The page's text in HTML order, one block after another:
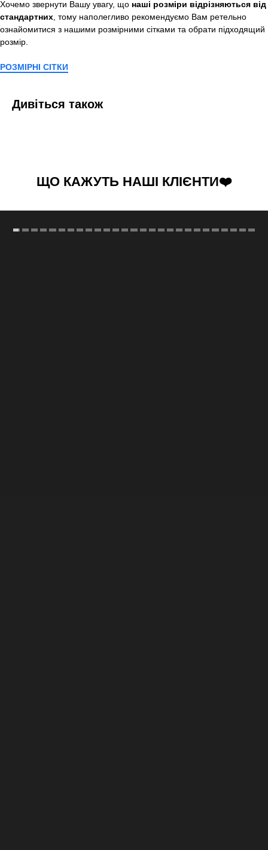
Хочемо звернути Вашу увагу, що наші розміри відрізняються від
стандартних, тому наполегливо рекомендуємо Вам ретельно
ознайомитися з нашими розмірними сітками та обрати підходящий
розмір.
РОЗМІРНІ СІТКИ
Дивіться також
ЩО КАЖУТЬ НАШІ КЛІЄНТИ❤️